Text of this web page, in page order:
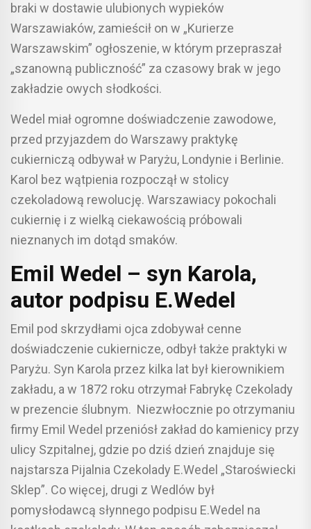
braki w dostawie ulubionych wypieków
Warszawiaków, zamieścił on w „Kurierze
Warszawskim” ogłoszenie, w którym przepraszał
„szanowną publiczność” za czasowy brak w jego
zakładzie owych słodkości.
Wedel miał ogromne doświadczenie zawodowe,
przed przyjazdem do Warszawy praktykę
cukierniczą odbywał w Paryżu, Londynie i Berlinie.
Karol bez wątpienia rozpoczął w stolicy
czekoladową rewolucję. Warszawiacy pokochali
cukiernię i z wielką ciekawością próbowali
nieznanych im dotąd smaków.
Emil Wedel – syn Karola,
autor podpisu E.Wedel
Emil pod skrzydłami ojca zdobywał cenne
doświadczenie cukiernicze, odbył także praktyki w
Paryżu. Syn Karola przez kilka lat był kierownikiem
zakładu, a w 1872 roku otrzymał Fabrykę Czekolady
w prezencie ślubnym. Niezwłocznie po otrzymaniu
firmy Emil Wedel przeniósł zakład do kamienicy przy
ulicy Szpitalnej, gdzie po dziś dzień znajduje się
najstarsza Pijalnia Czekolady E.Wedel „Staroświecki
Sklep”. Co więcej, drugi z Wedlów był
pomysłodawcą słynnego podpisu E.Wedel na